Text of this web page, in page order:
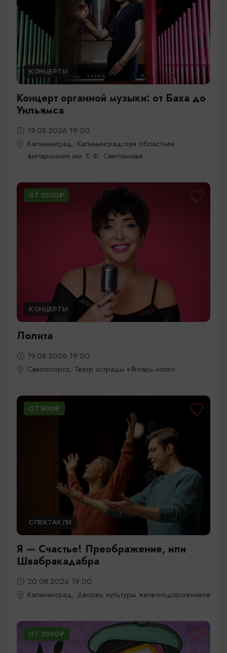
КОНЦЕРТЫ
Концерт органной музыки: от Баха до
Уильямса
19.08.2026 19:00
Калининград, Калининградская областная
филармония им. Е.Ф. Светланова
ОТ 5500₽
КОНЦЕРТЫ
Лолита
19.08.2026 19:00
Светлогорск, Театр эстрады «Янтарь-холл»
ОТ 800₽
СПЕКТАКЛИ
Я — Счастье! Преображение, или
Швабракадабра
20.08.2026 19:00
Калининград, Дворец культуры железнодорожников
ОТ 2000₽